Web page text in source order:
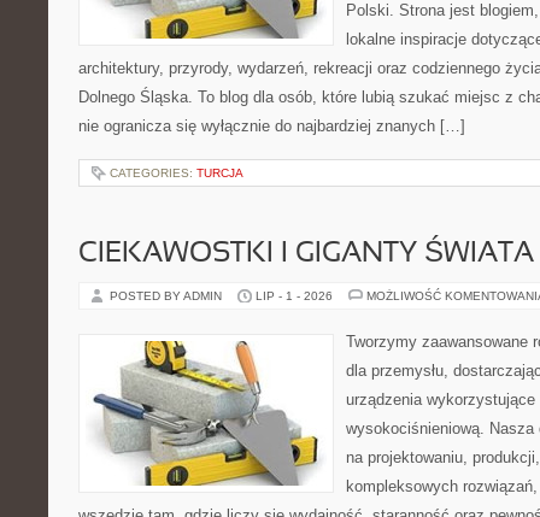
Polski. Strona jest
lokalne inspiracje
architektury, przyrody, wydarzeń, rekreacji oraz codziennego
Dolnego Śląska. To blog dla osób, które lubią szukać miejsc z
nie ogranicza się wyłącznie do najbardziej znanych […]
CATEGORIES: TURCJA
CIEKAWOSTKI I GIGANTY ŚWIATA
POSTED BY ADMIN LIP - 1 - 2026 MOŻLIWOŚĆ
Tworzymy zaawansowane
dla przemysłu,
urządzenia wykorzystujące
wysokociśnieniową. Nasza
na projektowaniu,
kompleksowych